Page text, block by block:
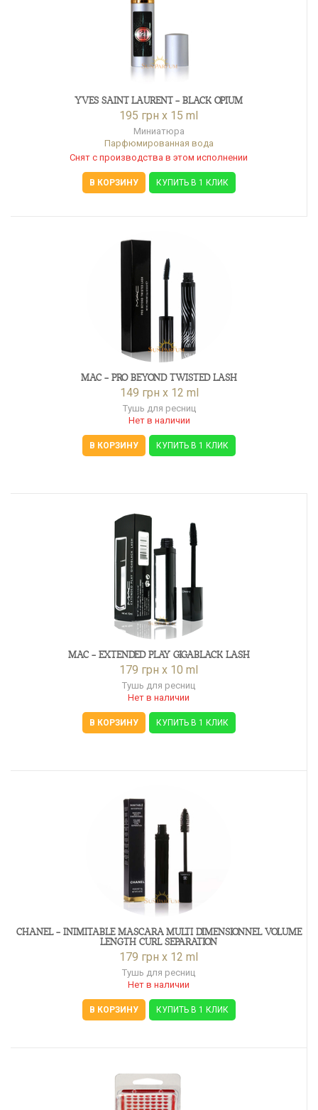
YVES SAINT LAURENT - BLACK OPIUM
195 грн x 15 ml
Миниатюра
Парфюмированная вода
Снят с производства в этом исполнении
В КОРЗИНУ КУПИТЬ В 1 КЛИК
MAC - PRO BEYOND TWISTED LASH
149 грн x 12 ml
Тушь для ресниц
Нет в наличии
В КОРЗИНУ КУПИТЬ В 1 КЛИК
MAC - EXTENDED PLAY GIGABLACK LASH
179 грн x 10 ml
Тушь для ресниц
Нет в наличии
В КОРЗИНУ КУПИТЬ В 1 КЛИК
CHANEL - INIMITABLE MASCARA MULTI DIMENSIONNEL VOLUME
LENGTH CURL SEPARATION
179 грн x 12 ml
Тушь для ресниц
Нет в наличии
В КОРЗИНУ КУПИТЬ В 1 КЛИК